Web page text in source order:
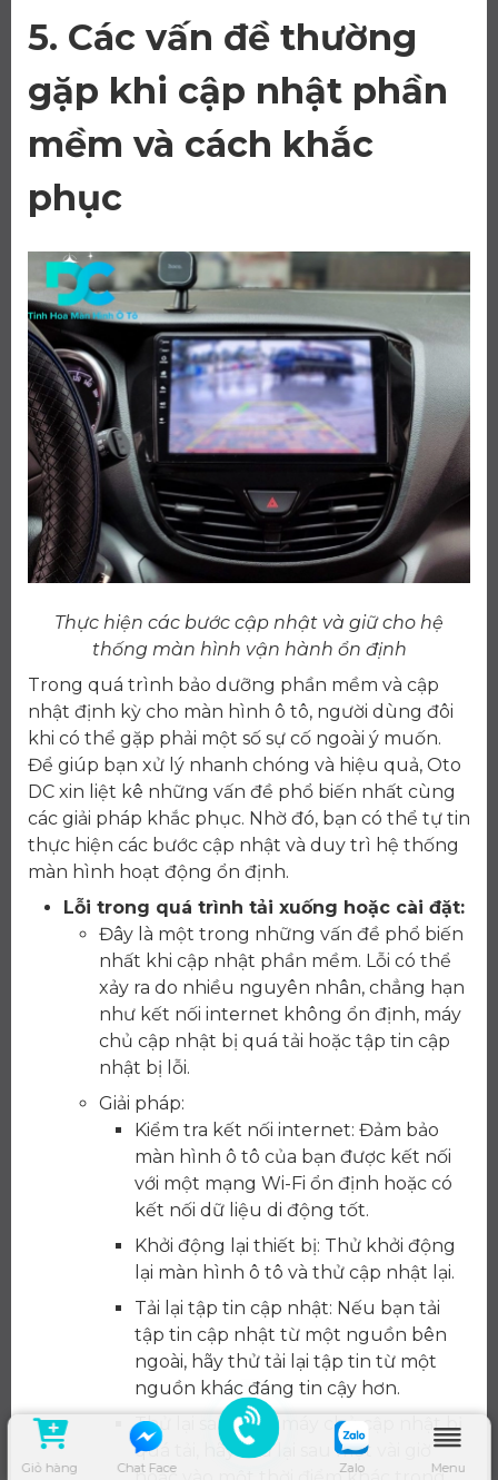
Giỏ hàng Chat Face Zalo Menu
5. Các vấn đề thường
gặp khi cập nhật phần
mềm và cách khắc
phục
Thực hiện các bước cập nhật và giữ cho hệ
thống màn hình vận hành ổn định
Trong quá trình bảo dưỡng phần mềm và cập
nhật định kỳ cho màn hình ô tô, người dùng đôi
khi có thể gặp phải một số sự cố ngoài ý muốn.
Để giúp bạn xử lý nhanh chóng và hiệu quả, Oto
DC xin liệt kê những vấn đề phổ biến nhất cùng
các giải pháp khắc phục. Nhờ đó, bạn có thể tự tin
thực hiện các bước cập nhật và duy trì hệ thống
màn hình hoạt động ổn định.
Lỗi trong quá trình tải xuống hoặc cài đặt:
Đây là một trong những vấn đề phổ biến
nhất khi cập nhật phần mềm. Lỗi có thể
xảy ra do nhiều nguyên nhân, chẳng hạn
như kết nối internet không ổn định, máy
chủ cập nhật bị quá tải hoặc tập tin cập
nhật bị lỗi.
Giải pháp:
Kiểm tra kết nối internet: Đảm bảo
màn hình ô tô của bạn được kết nối
với một mạng Wi-Fi ổn định hoặc có
kết nối dữ liệu di động tốt.
Khởi động lại thiết bị: Thử khởi động
lại màn hình ô tô và thử cập nhật lại.
Tải lại tập tin cập nhật: Nếu bạn tải
tập tin cập nhật từ một nguồn bên
ngoài, hãy thử tải lại tập tin từ một
nguồn khác đáng tin cậy hơn.
Thử lại sau: Nếu máy chủ cập nhật bị
quá tải, hãy thử lại sau một vài giờ